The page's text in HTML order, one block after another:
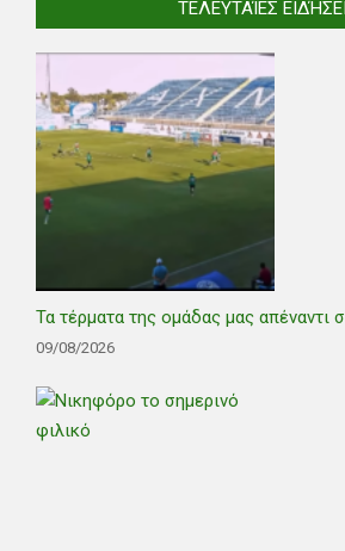
ΤΕΛΕΥΤΑΊΕΣ
Τα τέρματα της ομάδας μας απέναντι
09/08/2026